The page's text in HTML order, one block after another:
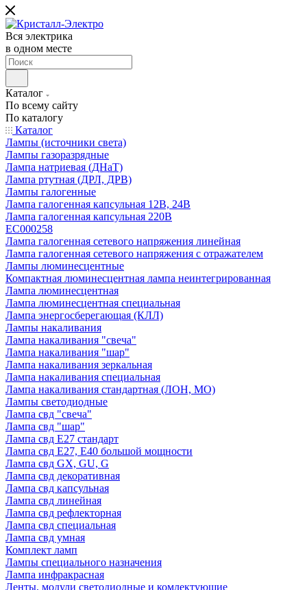
Вся электрика
в одном месте
Каталог
По всему сайту
По каталогу
Каталог
Лампы (источники света)
Лампы газоразрядные
Лампа натриевая (ДНаТ)
Лампа ртутная (ДРЛ, ДРВ)
Лампы галогенные
Лампа галогенная капсульная 12В, 24В
Лампа галогенная капсульная 220В
EC000258
Лампа галогенная сетевого напряжения линейная
Лампа галогенная сетевого напряжения с отражателем
Лампы люминесцентные
Компактная люминесцентная лампа неинтегрированная
Лампа люминесцентная
Лампа люминесцентная специальная
Лампа энергосберегающая (КЛЛ)
Лампы накаливания
Лампа накаливания "свеча"
Лампа накаливания "шар"
Лампа накаливания зеркальная
Лампа накаливания специальная
Лампа накаливания стандартная (ЛОН, МО)
Лампы светодиодные
Лампа свд "свеча"
Лампа свд "шар"
Лампа свд E27 стандарт
Лампа свд E27, Е40 большой мощности
Лампа свд GX, GU, G
Лампа свд декоративная
Лампа свд капсульная
Лампа свд линейная
Лампа свд рефлекторная
Лампа свд специальная
Лампа свд умная
Комплект ламп
Лампы специального назначения
Лампа инфракрасная
Ленты, модули светодиодные и комлектующие